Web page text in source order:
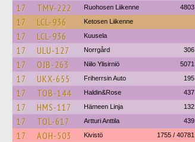
17 TMV-222 Ruohosen Liikenne 4803
17 LCL-936 Ketosen Liikenne
17 LCL-936 Kuusela
17 ULU-127 Norrgård 306
17 OJB-263 Niilo Ylisirniö 5071
17 UKX-655 Friherrsin Auto 195
17 TOB-144 Haldin&Rose 437
17 HMS-117 Hämeen Linja 132
17 TOL-617 Artturi Anttila 439
17 AOH-503 Kivistö 1755 / 40781